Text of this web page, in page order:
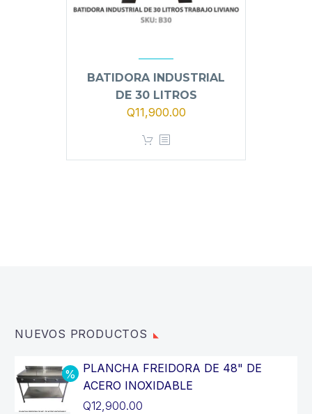
BATIDORA INDUSTRIAL
DE 30 LITROS
El
original
era:
Q11,900.00El
es:
NUEVOS PRODUCTOS
PLANCHA FREIDORA DE 48" DE
ACERO INOXIDABLE
El
Q12,900.00